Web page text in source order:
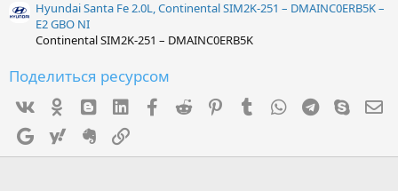
Hyundai Santa Fe 2.0L, Continental SIM2K-251 – DMAINC0ERB5K –
E2 GBO NI
Continental SIM2K-251 – DMAINC0ERB5K
Поделиться ресурсом
Ok mes_blogger
Linked InFacebook
Reddit PinterestTumblr WhatsAppTelegram
Skype
Google Yahoo Evernote